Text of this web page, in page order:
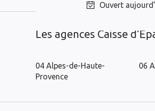
Ouvert
Les agences Caisse
04 Alpes-de-Haute-
Provence
06